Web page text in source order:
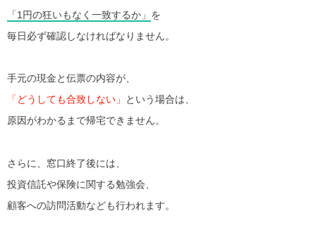
「1円の狂いもなく一致するか」 を
毎日必ず確認しなければなりません。
手元の現金と伝票の内容が、
「どうしても合致しない」
という場合は、
原因がわかるまで帰宅できません。
さらに、窓口終了後には、
投資信託や保険に関する勉強会、
顧客への訪問活動なども行われます。